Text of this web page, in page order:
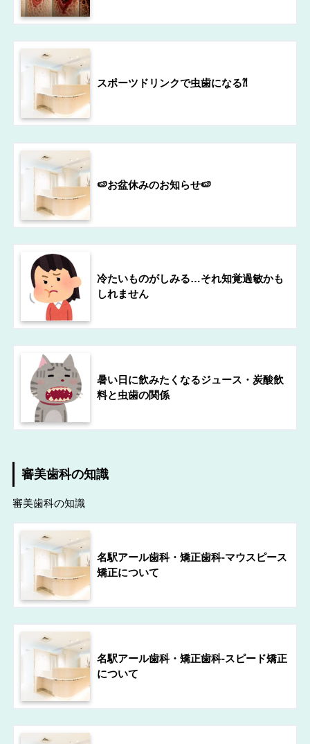
スポーツドリンクで虫歯になる⁈
🍉お盆休みのお知らせ🍉
冷たいものがしみる…それ知覚過敏かも
しれません
暑い日に飲みたくなるジュース・炭酸飲
料と虫歯の関係
審美歯科の知識
審美歯科の知識
名駅アール歯科・矯正歯科-マウスピース
矯正について
名駅アール歯科・矯正歯科-スピード矯正
について